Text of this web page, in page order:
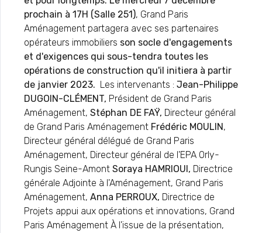
prochain à 17H (Salle 251), Grand Paris
Aménagement partagera avec ses partenaires
opérateurs immobiliers son socle d'engagements
et d'exigences qui sous-tendra toutes les
opérations de construction qu'il initiera à partir
de janvier 2023. Les intervenants : Jean-Philippe
DUGOIN-CLÉMENT, Président de Grand Paris
Aménagement, Stéphan DE FAŸ, Directeur général
de Grand Paris Aménagement Frédéric MOULIN,
Directeur général délégué de Grand Paris
Aménagement, Directeur général de l'EPA Orly-
Rungis Seine-Amont Soraya HAMRIOUI, Directrice
générale Adjointe à l'Aménagement, Grand Paris
Aménagement, Anna PERROUX, Directrice de
Projets appui aux opérations et innovations, Grand
Paris Aménagement À l'issue de la présentation,